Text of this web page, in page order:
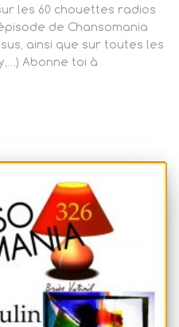
les 60 chouettes radios
de Chansomania
ainsi que sur toutes les
Abonne toi à